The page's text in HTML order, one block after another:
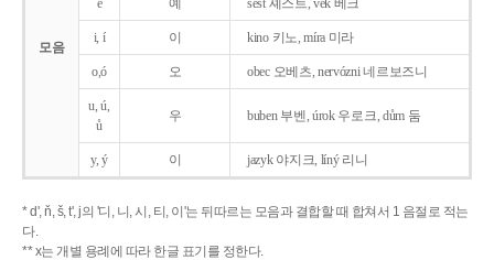
모음
ě 예 sěst 셰스트, věk 베크
i, í 이 kino 키노, míra 미라
o,ó 오 obec 오베츠, nervózni 네르보즈니
u, ú,
ů
우 buben 부벤, úrok 우로크, dům 둠
y, ý 이 jazyk야지크, líný 리니
* d', ň, š, t', j의 '디, 니, 시, 티, 이'는 뒤따르는 모음과 결합할 때 합쳐서 1 음절로 적는
다.
** x는 개별 용례에 따라 한글 표기를 정한다.